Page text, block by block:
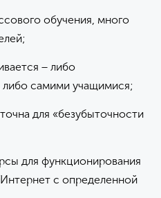
обучения, много
− либо
самими учащимися;
для «безубыточности
для функционирования
с определенной